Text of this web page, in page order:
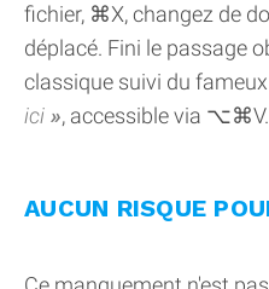
fichier, ⌘X, changez de
déplacé. Fini le passage
classique suivi du fameux
ici
, accessible via ⌥⌘V.
AUCUN RISQUE